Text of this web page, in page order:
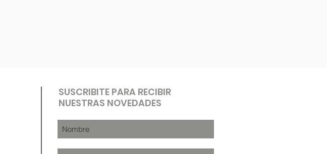
SUSCRIBITE PARA RECIBIR
NUESTRAS NOVEDADES